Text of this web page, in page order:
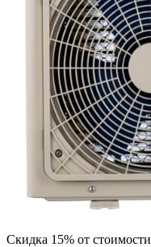
Скидка 15% от стоимости